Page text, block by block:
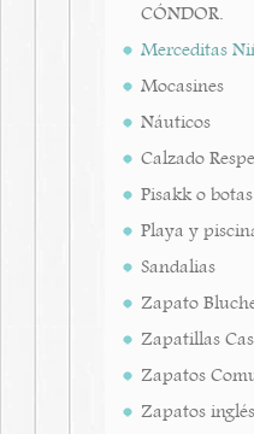
CÓNDOR.
Merceditas
Mocasines
Náuticos
Calzado
Pisakk o
Playa y
Sandalias
Zapato
Zapatillas
Zapatos
Zapatos inglés